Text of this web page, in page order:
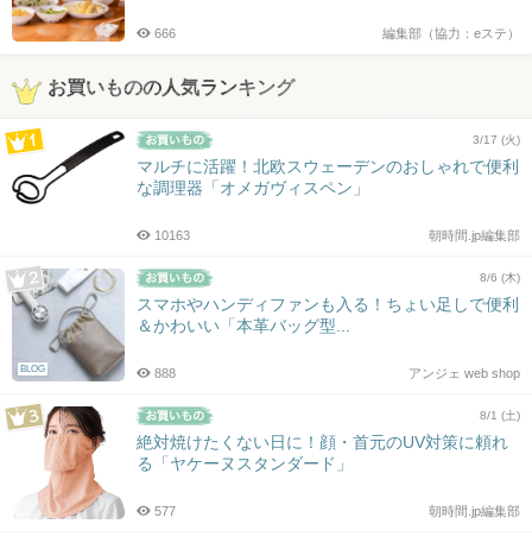
編集部（協力：eステ）
666
お買いものの人気ランキング
3/17 (火)
マルチに活躍！北欧スウェーデンのおしゃれで便利
な調理器「オメガヴィスペン」
朝時間.jp編集部
10163
BLOG
8/6 (木)
スマホやハンディファンも入る！ちょい足しで便利
＆かわいい「本革バッグ型...
アンジェ web shop
888
8/1 (土)
絶対焼けたくない日に！顔・首元のUV対策に頼れ
る「ヤケーヌスタンダード」
朝時間.jp編集部
577